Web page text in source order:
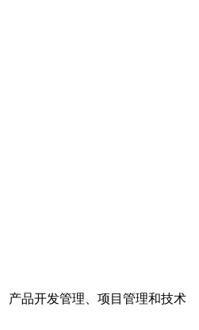
产品开发管理、项目管理和技术